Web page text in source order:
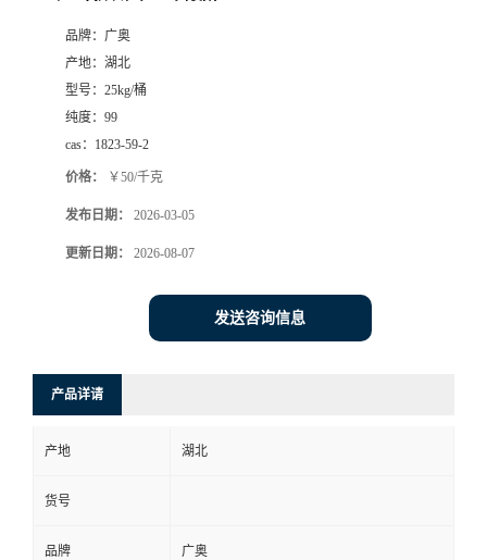
品牌： 广奥
产地： 湖北
型号： 25kg/桶
纯度： 99
cas： 1823-59-2
价格： ￥50/千克
发布日期： 2026-03-05
更新日期： 2026-08-07
发送咨询信息
产品详请
产地 湖北
货号
品牌 广奥